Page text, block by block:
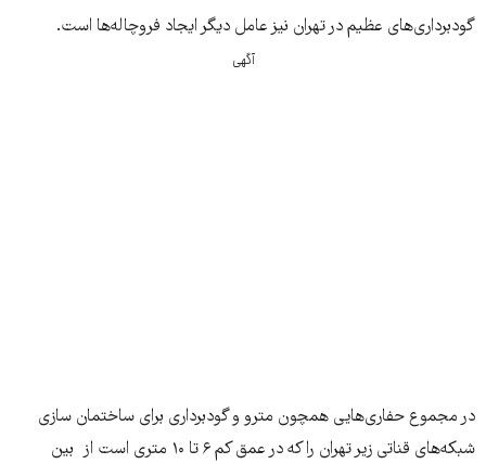
گودبرداری‌های عظیم در تهران نیز عامل دیگر ایجاد فروچاله‌ها است.
آگهی
در مجموع حفاری‌هایی همچون مترو و گودبرداری برای ساختمان سازی
شبکه‌های قناتی زیر تهران را که در عمق کم ۶ تا ۱۰ متری است از بین